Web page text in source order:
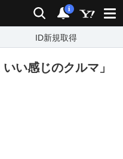
検索 通知
i
ID新規取得
い感じのクルマ」